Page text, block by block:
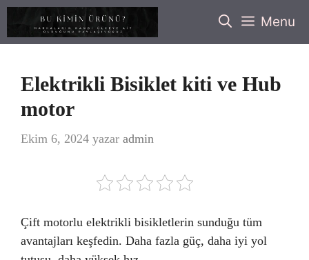
İçeriğe
Menu
Elektrikli Bisiklet kiti ve Hub
motor
Ekim 6, 2024 yazar admin
Çift motorlu elektrikli bisikletlerin sunduğu tüm
avantajları keşfedin. Daha fazla güç, daha iyi yol